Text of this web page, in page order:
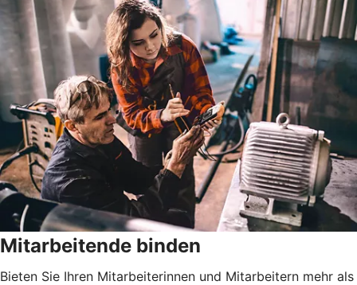
Mitarbeitende binden
Bieten Sie Ihren Mitarbeiterinnen und Mitarbeitern mehr als